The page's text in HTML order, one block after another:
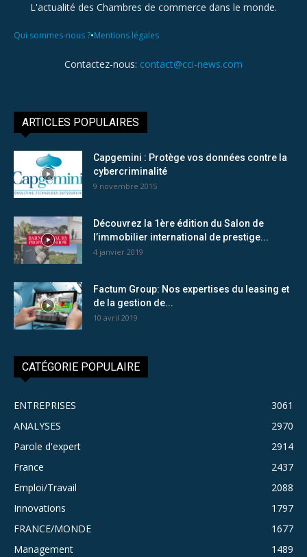
L'actualité des Chambres de commerce dans le monde.
Qui sommes-nous ?•Mentions légales
Contactez-nous: contact@cci-news.com
ARTICLES POPULAIRES
Capgemini : Protège vos données contre la
cybercriminalité
9 novembre 2015
Découvrez la 1ère édition du Salon de
l’immobilier international de prestige...
4 janvier 2019
Factum Group: Nos expertises du leasing et
de la gestion de...
10 avril 2019
CATÉGORIE POPULAIRE
ENTREPRISES
3061
ANALYSES
2970
Parole d'expert
2914
France
2437
Emploi/Travail
2088
Innovations
1797
FRANCE/MONDE
1677
Management
1489